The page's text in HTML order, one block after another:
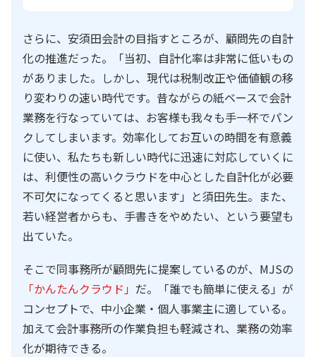
さらに、安須田会計の目指すところが、顧問先の自計
化の推進だった。「当初、自計化率は非常に低いもの
がありました。しかし、現代は税制改正や価値観の移
り変わりの速い時代です。昔ながらの紙ベースで会計
業務を行なっていては、お客様も我々も手一杯でパン
クしてしまいます。効率化してお互いの時間を有意義
に使い、私たちも新しい時代に迅速に対応していくに
は、利便性の高いクラウドを中心とした自計化が必要
不可欠になってくると思います」と須田先生。また、
若い経営者からも、手書きをやめたい、という要望も
出ていた。
そこで同事務所が顧問先に提案しているのが、MJSの
「かんたんクラウド」 だ。「誰でも簡単に使える」が
コンセプトで、中小企業・個人事業主に適している。
加えて会計事務所の作業負担も軽減され、業務の効率
化が期待できる。